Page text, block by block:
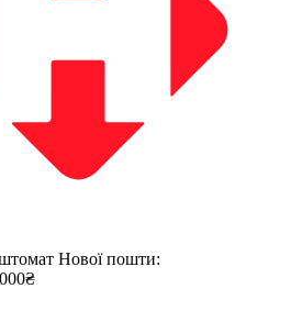
Нової пошти: